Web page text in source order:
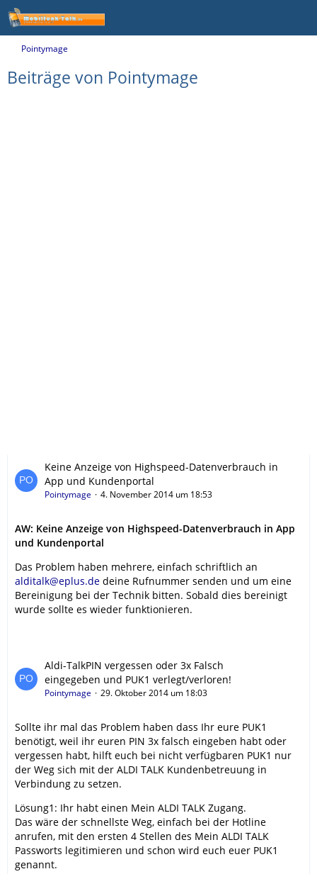
Pointymage
Beiträge von Pointymage
Keine Anzeige von Highspeed-Datenverbrauch in
App und Kundenportal
Pointymage 4. November 2014 um 18:53
AW: Keine Anzeige von Highspeed-Datenverbrauch in App
und Kundenportal
Das Problem haben mehrere, einfach schriftlich an
alditalk@eplus.de deine Rufnummer senden und um eine
Bereinigung bei der Technik bitten. Sobald dies bereinigt
wurde sollte es wieder funktionieren.
Aldi-TalkPIN vergessen oder 3x Falsch
eingegeben und PUK1 verlegt/verloren!
Pointymage 29. Oktober 2014 um 18:03
Sollte ihr mal das Problem haben dass Ihr eure PUK1
benötigt, weil ihr euren PIN 3x falsch eingeben habt oder
vergessen habt, hilft euch bei nicht verfügbaren PUK1 nur
der Weg sich mit der ALDI TALK Kundenbetreuung in
Verbindung zu setzen.
Lösung1: Ihr habt einen Mein ALDI TALK Zugang.
Das wäre der schnellste Weg, einfach bei der Hotline
anrufen, mit den ersten 4 Stellen des Mein ALDI TALK
Passworts legitimieren und schon wird euch euer PUK1
genannt.